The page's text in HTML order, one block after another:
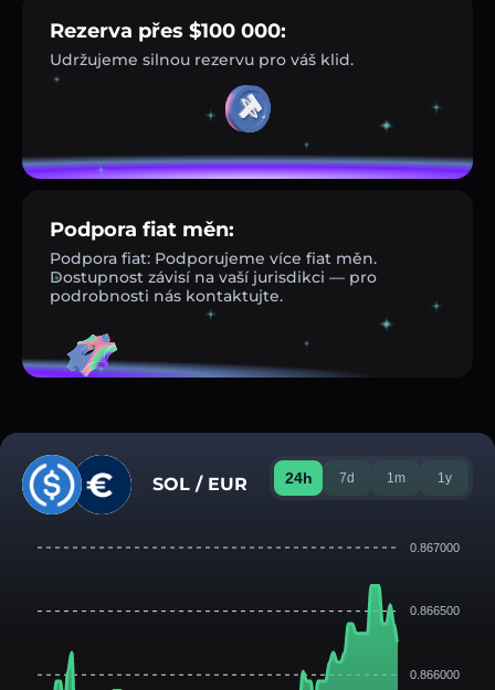
Rezerva přes $100 000:
Udržujeme silnou rezervu pro váš klid.
Podpora fiat měn:
Podpora fiat: Podporujeme více fiat měn.
Dostupnost závisí na vaší jurisdikci — pro
podrobnosti nás kontaktujte.
SOL / EUR 24h 7d 1m 1y
0.867000
0.866500
0.866000